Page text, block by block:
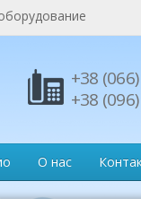
+38
+38
О нас